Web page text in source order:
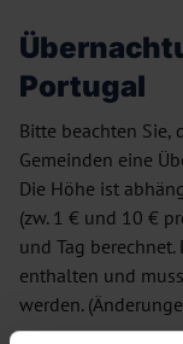
Portugal
Bitte beachten Sie,
Gemeinden eine
Die Höhe ist
(zw. 1 € und 10 €
und Tag
enthalten und
werden.